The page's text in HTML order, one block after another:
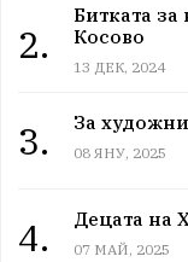
2.
Битката за
Косово
13 ДЕК, 2024
3. За
08 ЯНУ, 2025
4. Децата на
07 МАЙ, 2025